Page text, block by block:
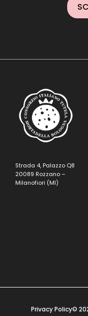
Strada 4, Palazzo Q8
20089 Rozzano –
Milanofiori (MI)
Privacy Policy©